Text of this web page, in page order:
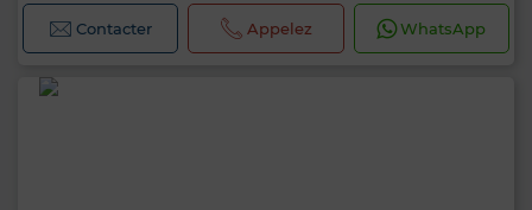
Contacter Appelez WhatsApp